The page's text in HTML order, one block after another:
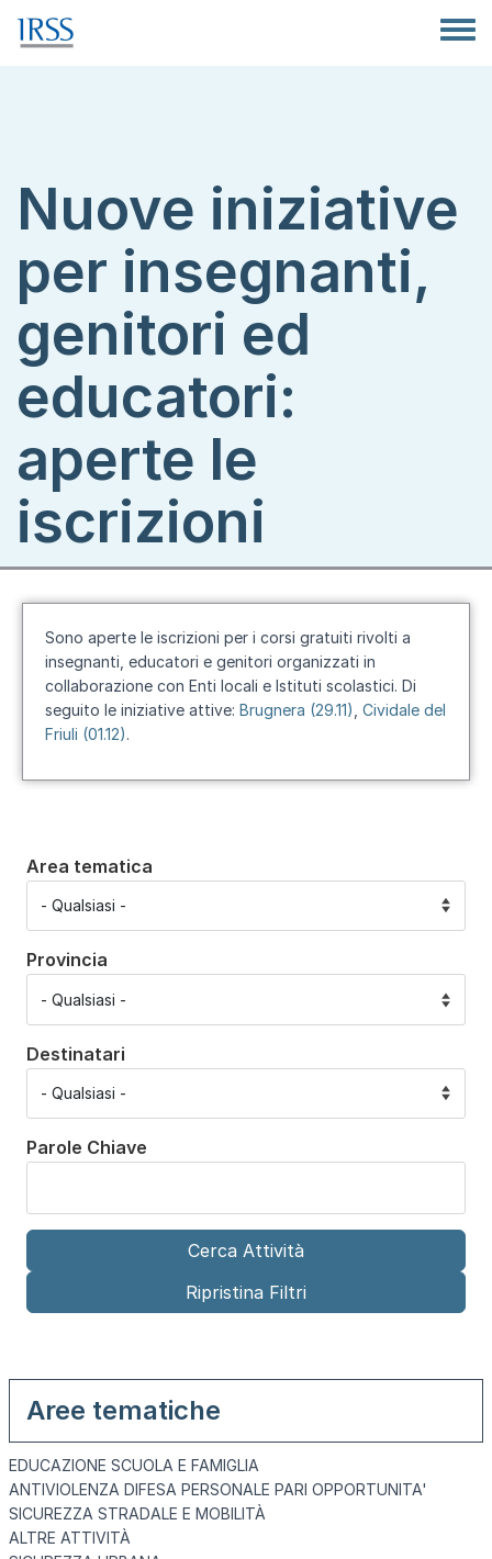
Nuove iniziative
per insegnanti,
genitori ed
educatori:
aperte le
iscrizioni
Sono aperte le iscrizioni per i corsi gratuiti rivolti a
insegnanti, educatori e genitori organizzati in
collaborazione con Enti locali e Istituti scolastici. Di
seguito le iniziative attive: Brugnera (29.11) Cividale del
Friuli (01.12).
Area tematica
Provincia
Destinatari
Parole Chiave
Aree tematiche
EDUCAZIONE SCUOLA E FAMIGLIA
ANTIVIOLENZA DIFESA PERSONALE PARI OPPORTUNITA'
SICUREZZA STRADALE E MOBILITÀ
ALTRE ATTIVITÀ